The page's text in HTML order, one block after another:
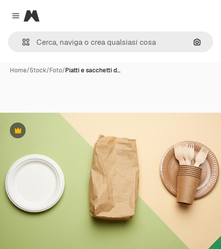
Close menu
Magnific
Cerca
Home/Stock/Foto/Piatti e sacchetti d…
Premium